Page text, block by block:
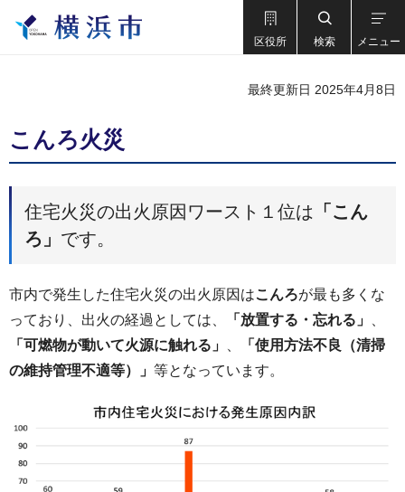
区役所 検索 メニュー
最終更新日 2025年4月8日
こんろ火災
住宅火災の出火原因ワースト１位は 「こん
ろ」 です。
市内で発生した住宅火災の出火原因はこんろが最も多くな
っており、出火の経過としては、
「放置する・忘れる」
「可燃物が動いて火源に触れる」
「使用方法不良（清掃
の維持管理不適等）」 等となっています。